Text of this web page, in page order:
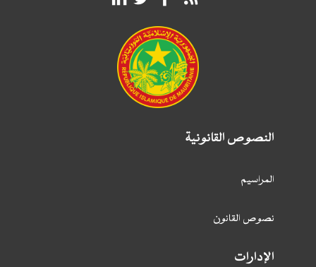
النصوص القانونية
المراسيم
نصوص القانون
الإدارات